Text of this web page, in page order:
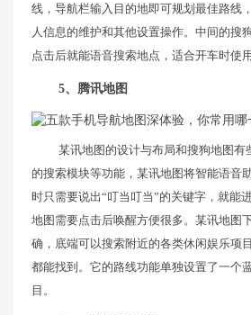
线，导航栏输入目的地即可规划最佳路线
人信息的维护和其他设置操作。中间的搜
点击后就能语音搜索地点，适合开车时使用
5、腾讯地图
某讯地图的设计与布局和搜狗地图有
的搜索模块等功能，某讯地图将智能语音
时只需要说出“叮当叮当”的关键字，就能
地图需要点击后唤醒方便很多。某讯地图
确，底端可以搜索附近的各类休闲娱乐项
都能找到。它的路线功能单独设置了一个
目。